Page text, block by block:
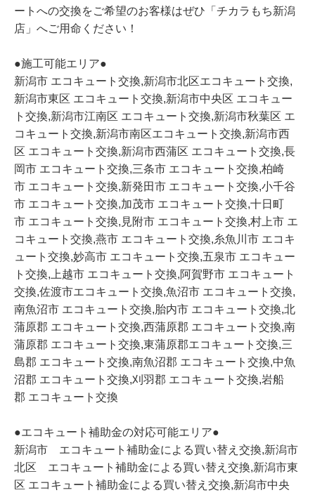
ートへの交換をご希望のお客様はぜひ「チカラもち新潟
店」へご用命ください！
●施工可能エリア●
新潟市 エコキュート交換,新潟市北区エコキュート交換,
新潟市東区 エコキュート交換,新潟市中央区 エコキュー
ト交換,新潟市江南区 エコキュート交換,新潟市秋葉区 エ
コキュート交換,新潟市南区エコキュート交換,新潟市西
区 エコキュート交換,新潟市西蒲区 エコキュート交換,長
岡市 エコキュート交換,三条市 エコキュート交換,柏崎
市 エコキュート交換,新発田市 エコキュート交換,小千谷
市 エコキュート交換,加茂市 エコキュート交換,十日町
市 エコキュート交換,見附市 エコキュート交換,村上市 エ
コキュート交換,燕市 エコキュート交換,糸魚川市 エコキ
ュート交換,妙高市 エコキュート交換,五泉市 エコキュー
ト交換,上越市 エコキュート交換,阿賀野市 エコキュート
交換,佐渡市エコキュート交換,魚沼市 エコキュート交換,
南魚沼市 エコキュート交換,胎内市 エコキュート交換,北
蒲原郡 エコキュート交換,西蒲原郡 エコキュート交換,南
蒲原郡 エコキュート交換,東蒲原郡エコキュート交換,三
島郡 エコキュート交換,南魚沼郡 エコキュート交換,中魚
沼郡 エコキュート交換,刈羽郡 エコキュート交換,岩船
郡 エコキュート交換
●エコキュート補助金の対応可能エリア●
新潟市 エコキュート補助金による買い替え交換,新潟市
北区 エコキュート補助金による買い替え交換,新潟市東
区 エコキュート補助金による買い替え交換,新潟市中央